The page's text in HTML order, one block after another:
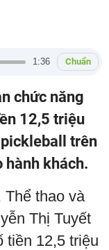
1:36 Chuẩn
chức năng
12,5 triệu
trên
hành khách.
Thể thao và
Thị Tuyết
tiền 12,5 triệu